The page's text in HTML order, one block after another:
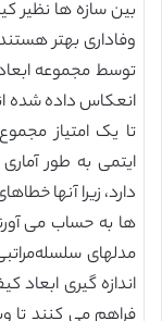
بین سازه ها نظیر
وفاداری بهتر
توسط مجموعه
انعکاس داده شده
تا یک امتیاز
ایتمی به طور
دارد، زیرا آنها
مدلهای
اندازه گیری